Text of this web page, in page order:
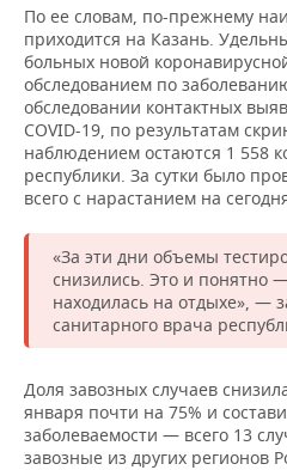
ТЕЛЕКОММУНИКАЦИИ
БИЗНЕС-БРАНЧИ
ONLINE-КОНФЕРЕНЦИИ
ОТКРЫТАЯ ЛЕКЦИЯ
ФУТБОЛ
ХОККЕЙ
БАСКЕТБОЛ
ВОЛЕЙБОЛ
КИБЕРСПОРТ
ФИГУРНОЕ КАТАНИЕ
ХОККЕЙ С МЯЧОМ
НОВОСТИ ОБЩЕСТВА
ВЛАСТЬ
ИНФРАСТРУКТУРА
ИСТОРИЯ
КУЛЬТУРА
МЕДИЦИНА
ПРОИСШЕСТВИЯ
ФОТОГАЛЕРЕЯ
СЮЖЕТЫ
СПРАВОЧНИК
СПИСОК ПЕРСОН
СПИСОК КОМПАНИЙ
ПОЛНАЯ ВЕРСИЯ
По ее словам, по-прежнему
приходится на Казань.
больных новой
обследованием по
обследовании контактных
COVID-19, по результатам
наблюдением остаются 1 558
республики. За сутки было
всего с нарастанием на
«За эти дни объемы
снизились. Это и понятно
находилась на отдыхе», —
санитарного врача
Доля завозных случаев
января почти на 75% и
заболеваемости — всего 13
завозные из других регионов